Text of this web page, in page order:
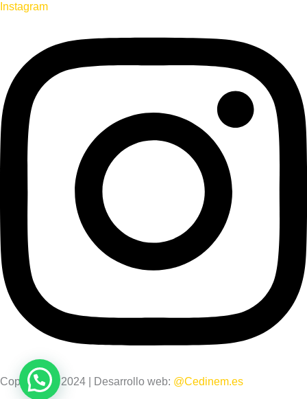
Instagram
Copyright © 2024 | Desarrollo web: @Cedinem.es